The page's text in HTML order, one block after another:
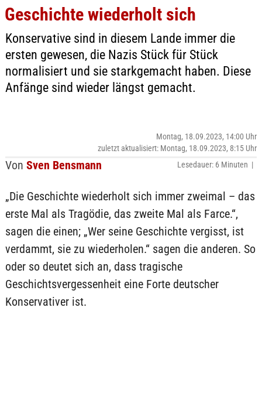
Geschichte wiederholt sich
Konservative sind in diesem Lande immer die
ersten gewesen, die Nazis Stück für Stück
normalisiert und sie starkgemacht haben. Diese
Anfänge sind wieder längst gemacht.
Von Sven Bensmann
Montag, 18.09.2023, 14:00 Uhr
zuletzt aktualisiert: Montag, 18.09.2023, 8:15 Uhr
Lesedauer: 6 Minuten |
„Die Geschichte wiederholt sich immer zweimal – das
erste Mal als Tragödie, das zweite Mal als Farce.“,
sagen die einen; „Wer seine Geschichte vergisst, ist
verdammt, sie zu wiederholen.“ sagen die anderen. So
oder so deutet sich an, dass tragische
Geschichtsvergessenheit eine Forte deutscher
Konservativer ist.